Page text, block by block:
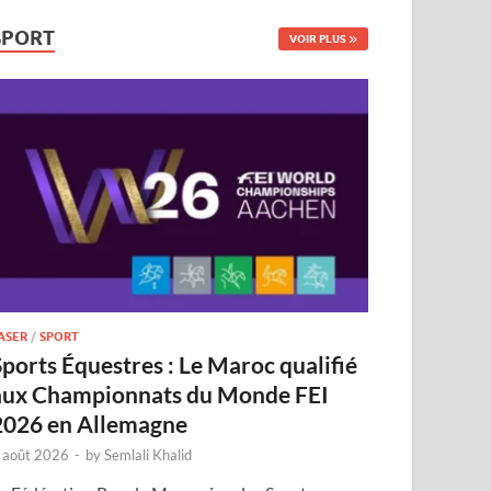
VOIR PLUS
/SPORT
Équestres : Le Maroc qualifié
Championnats du Monde FEI
en Allemagne
2026 - bySemlali Khalid